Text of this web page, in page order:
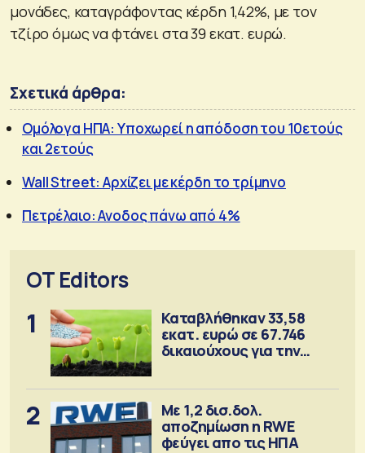
μονάδες, καταγράφοντας κέρδη 1,42%, με τον
τζίρο όμως να φτάνει στα 39 εκατ. ευρώ.
Σχετικά άρθρα:
Ομόλογα ΗΠΑ: Υποχωρεί η απόδοση του 10ετούς
και 2ετούς
Wall Street: Αρχίζει με κέρδη το τρίμηνο
Πετρέλαιο: Ανοδος πάνω από 4%
OT Editors
1
Καταβλήθηκαν 33,58
εκατ. ευρώ σε 67.746
δικαιούχους για την
2
Με 1,2 δισ.δολ.
αποζημίωση η RWE
φεύγει απο τις ΗΠΑ